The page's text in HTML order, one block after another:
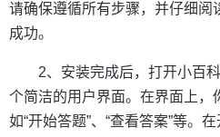
请确保遵循所有步骤，并仔细阅
成功。
2、安装完成后，打开小百
个简洁的用户界面。在界面上，
如“开始答题”、“查看答案”等。